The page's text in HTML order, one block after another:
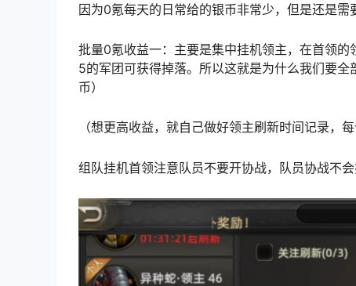
因为0氪每天的日常给的银币非常少，但是还是需
批量0氪收益一：主要是集中挂机领主，在首领
5的军团可获得掉落。所以这就是为什么我们要
币）
（想更高收益，就自己做好领主刷新时间记录，
组队挂机首领注意队员不要开协战，队员协战不